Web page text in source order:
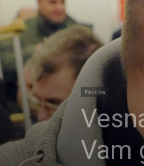
Politika
Vam